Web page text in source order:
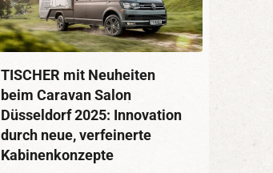
TISCHER mit Neuheiten
beim Caravan Salon
Düsseldorf 2025: Innovation
durch neue, verfeinerte
Kabinenkonzepte